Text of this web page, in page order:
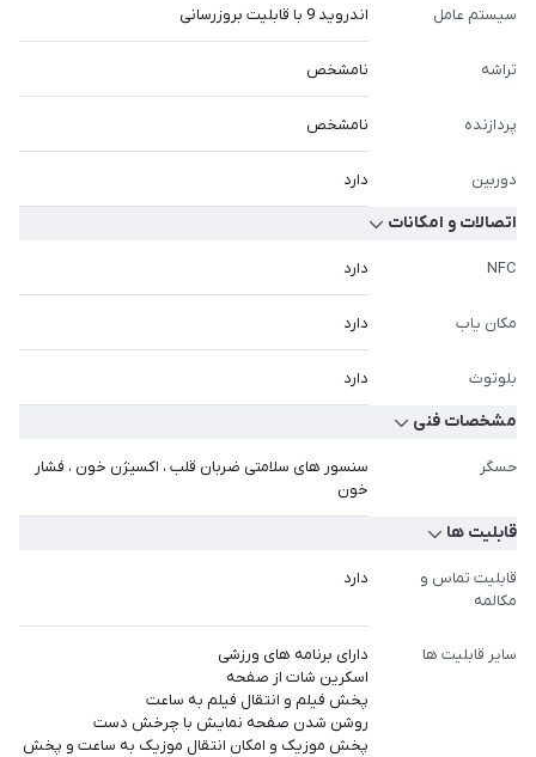
سیستم عامل اندروید 9 با قابلیت بروزرسانی
تراشه نامشخص
پردازنده نامشخص
دوربین دارد
اتصالات و امکانات
NFC دارد
مکان یاب دارد
بلوتوث دارد
مشخصات فنی
حسگر
سنسور های سلامتی ضربان قلب ، اکسیژن خون ، فشار
خون
قابلیت ها
قابلیت تماس و
مکالمه
دارد
سایر قابلیت ها
دارای برنامه های ورزشی
اسکرین شات از صفحه
پخش فیلم و انتقال فیلم به ساعت
روشن شدن صفحه نمایش با چرخش دست
پخش موزیک و امکان انتقال موزیک به ساعت و پخش